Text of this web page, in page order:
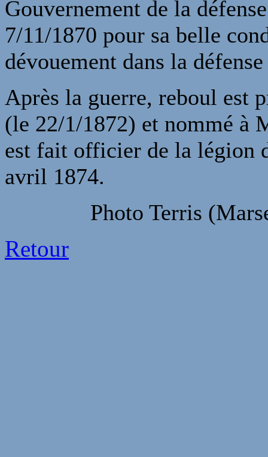
Gouvernement de la
7/11/1870 pour sa belle
dévouement dans la
Après la guerre, reboul est
(le 22/1/1872) et nommé à
est fait officier de la légion
avril 1874.
Photo Terris
Retour